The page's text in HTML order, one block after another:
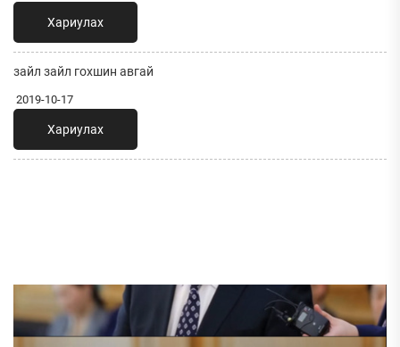
Хариулах
зайл зайл гохшин авгай
2019-10-17
Хариулах